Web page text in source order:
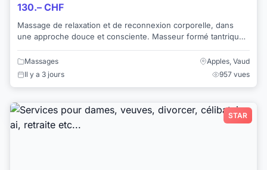
130.– CHF
Massage de relaxation et de reconnexion corporelle, dans
une approche douce et consciente. Masseur formé tantrique,
Massages
Apples, Vaud
Il y a 3 jours
957 vues
STAR